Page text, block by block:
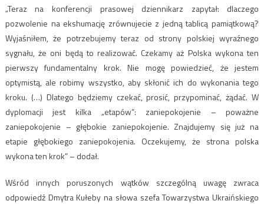
„Teraz na konferencji prasowej dziennikarz zapytał: dlaczego
pozwolenie na ekshumację zrównujecie z jedną tablicą pamiątkową?
Wyjaśniłem, że potrzebujemy teraz od strony polskiej wyraźnego
sygnału, że oni będą to realizować. Czekamy aż Polska wykona ten
pierwszy fundamentalny krok. Nie mogę powiedzieć, że jestem
optymistą, ale robimy wszystko, aby skłonić ich do wykonania tego
kroku. (…) Dlatego będziemy czekać, prosić, przypominać, żądać. W
dyplomacji jest kilka „etapów”: zaniepokojenie – poważne
zaniepokojenie – głębokie zaniepokojenie. Znajdujemy się już na
etapie głębokiego zaniepokojenia. Oczekujemy, że strona polska
wykona ten krok” – dodał.
Wśród innych poruszonych wątków szczególną uwagę zwraca
odpowiedź Dmytra Kułeby na słowa szefa Towarzystwa Ukraińskiego